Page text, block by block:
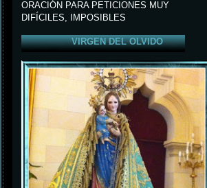
ORACIÓN PARA PETICIONES MUY
DIFÍCILES, IMPOSIBLES
VIRGEN DEL OLVIDO